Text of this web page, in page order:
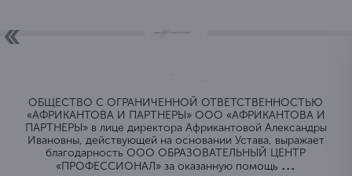
ОБЩЕСТВО C ОГРАНИЧЕННОЙ ОТВЕТСТВЕННОСТЬЮ
«АФРИКАНТОВА И ПАРТНЕРЫ» ООО «АФРИКАНТОВА И
ПАРТНЕРЫ» в лице директора Африкантовой Александры
Ивановны, действующей на основании Устава, выражает
благодарность ООО ОБРАЗОВАТЕЛЬНЫЙ ЦЕНТР
«ПРОФЕССИОНАЛ» за оказанную помощь ...